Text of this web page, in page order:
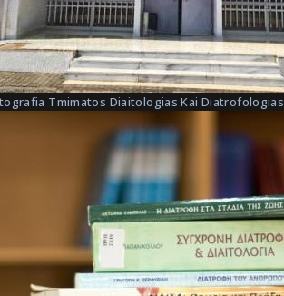
Tmimatos Diaitologias Kai Diatrofologias